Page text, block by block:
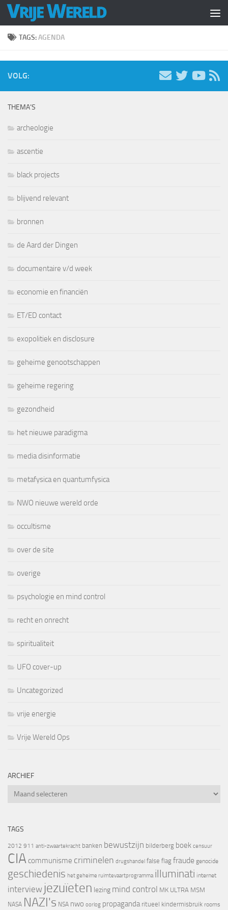
Doorgaan naar inhoud
TAGS:AGENDA
VOLG:
THEMA’S
archeologie
ascentie
black projects
blijvend relevant
bronnen
de Aard der Dingen
documentaire v/d week
economie en financiën
ET/ED contact
exopolitiek en disclosure
geheime genootschappen
geheime regering
gezondheid
het nieuwe paradigma
media disinformatie
metafysica en quantumfysica
NWO nieuwe wereld orde
occultisme
over de site
overige
psychologie en mind control
recht en onrecht
spiritualiteit
UFO cover-up
Uncategorized
vrije energie
Vrije Wereld Ops
ARCHIEF
Archief
TAGS
2012 911 anti-zwaartekracht banken bewustzijn bilderberg boek censuur
CIA communisme criminelen drugshandel false flag fraude genocide
geschiedenis het geheime ruimtevaartprogramma illuminati internet
interview jezuïeten lezing mind control MK ULTRA MSM
NASA NAZI's NSA nwo oorlog propaganda ritueel kindermisbruik rooms